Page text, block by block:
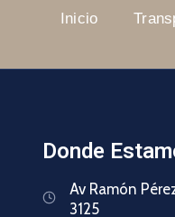
Inicio
Donde
Av Ramón
3125